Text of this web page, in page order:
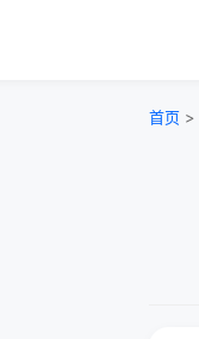
首页 >